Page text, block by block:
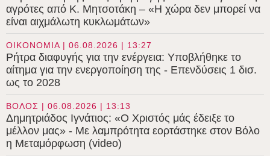
αγρότες από Κ. Μητσοτάκη – «Η χώρα δεν μπορεί να
είναι αιχμάλωτη κυκλωμάτων»
ΟΙΚΟΝΟΜΙΑ | 06.08.2026 | 13:27
Ρήτρα διαφυγής για την ενέργεια: Υποβλήθηκε το
αίτημα για την ενεργοποίηση της - Επενδύσεις 1 δισ.
ως το 2028
ΒΟΛΟΣ | 06.08.2026 | 13:13
Δημητριάδος Ιγνάτιος: «Ο Χριστός μάς έδειξε το
μέλλον μας» - Με λαμπρότητα εορτάστηκε στον Βόλο
η Μεταμόρφωση (video)